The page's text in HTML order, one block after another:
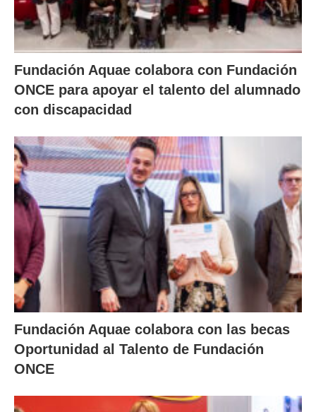
Fundación Aquae colabora con Fundación
ONCE para apoyar el talento del alumnado
con discapacidad
Fundación Aquae colabora con las becas
Oportunidad al Talento de Fundación
ONCE